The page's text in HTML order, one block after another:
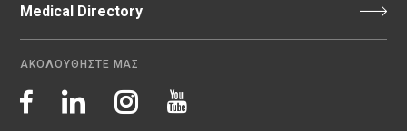
Medical Directory
ΑΚΟΛΟΥΘΗΣΤΕ ΜΑΣ